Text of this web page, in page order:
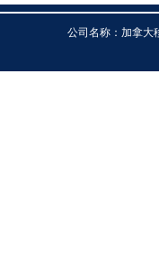
公司名称：加拿大